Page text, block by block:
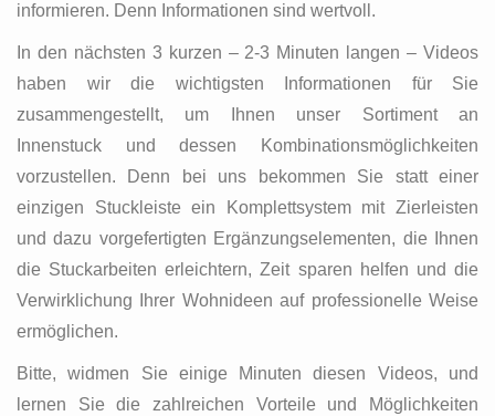
informieren. Denn Informationen sind wertvoll.
In den nächsten 3 kurzen – 2-3 Minuten langen – Videos
haben wir die wichtigsten Informationen für Sie
zusammengestellt, um Ihnen unser Sortiment an
Innenstuck und dessen Kombinationsmöglichkeiten
vorzustellen. Denn bei uns bekommen Sie statt einer
einzigen Stuckleiste ein Komplettsystem mit Zierleisten
und dazu vorgefertigten Ergänzungselementen, die Ihnen
die Stuckarbeiten erleichtern, Zeit sparen helfen und die
Verwirklichung Ihrer Wohnideen auf professionelle Weise
ermöglichen.
Bitte, widmen Sie einige Minuten diesen Videos, und
lernen Sie die zahlreichen Vorteile und Möglichkeiten